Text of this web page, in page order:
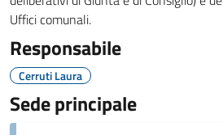
Uffici comunali.
Responsabile
Cerruti Laura
Sede principale